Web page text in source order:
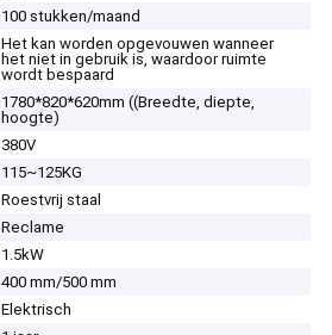
100 stukken/maand
Het kan worden opgevouwen wanneer
het niet in gebruik is, waardoor ruimte
wordt bespaard
1780*820*620mm ((Breedte, diepte,
hoogte)
380V
115~125KG
Roestvrij staal
Reclame
1.5kW
400 mm/500 mm
Elektrisch